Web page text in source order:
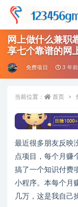
网上做什么兼职
享七个靠谱的网
免费项目 3 年前
当前位置： 首页
最近很多朋友反映
点项目，每个月赚
搞了一个知识付费
小程序。本每个月
几万，这是我自己